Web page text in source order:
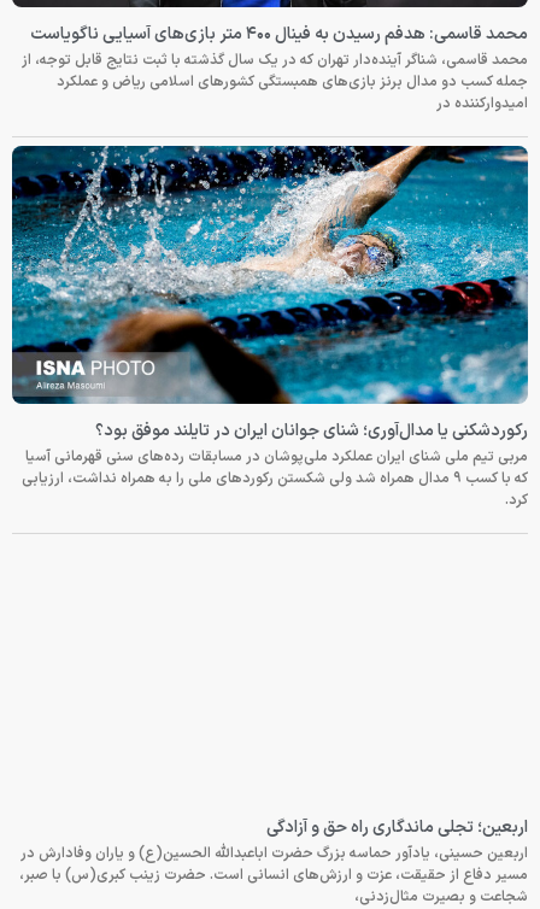
محمد قاسمی: هدفم رسیدن به فینال ۴۰۰ متر بازی‌های آسیایی ناگویاست
محمد قاسمی، شناگر آینده‌دار تهران که در یک سال گذشته با ثبت نتایج قابل توجه، از
جمله کسب دو مدال برنز بازی‌های همبستگی کشورهای اسلامی ریاض و عملکرد
امیدوارکننده در
رکوردشکنی یا مدال‌آوری؛ شنای جوانان ایران در تایلند موفق بود؟
مربی تیم ملی شنای ایران عملکرد ملی‌پوشان در مسابقات رده‌های سنی قهرمانی آسیا
که با کسب ۹ مدال همراه شد ولی شکستن رکوردهای ملی را به همراه نداشت، ارزیابی
کرد.
اربعین؛ تجلی ماندگاری راه حق و آزادگی
اربعین حسینی، یادآور حماسه بزرگ حضرت اباعبدالله الحسین(ع) و یاران وفادارش در
مسیر دفاع از حقیقت، عزت و ارزش‌های انسانی است. حضرت زینب کبری(س) با صبر،
شجاعت و بصیرت مثال‌زدنی،